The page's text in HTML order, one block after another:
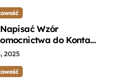
Wzór
do Konta
– Praktyczny
2025